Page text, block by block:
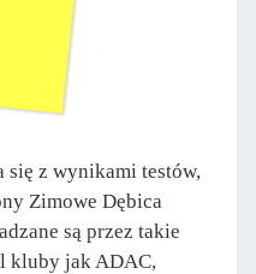
się z wynikami testów,
Zimowe Dębica
są przez takie
kluby jak ADAC,